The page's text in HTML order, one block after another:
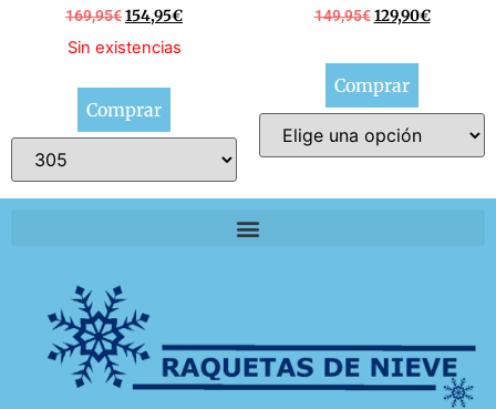
169,95€154,95€
Sin existencias
Comprar
149,95€ 129,90€
Comprar